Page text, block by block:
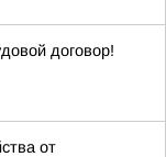
договор!
от